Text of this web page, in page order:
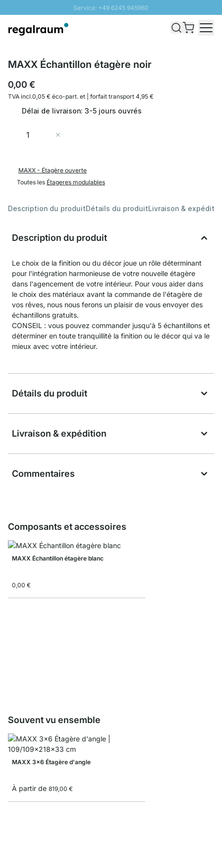
Service: +49 6245 945960
Livraison rapide - Livraison gratuite dès 100€
MAXX Échantillon étagère noir
0,00 €
TVA incl.0,05 € éco-part. et | forfait transport 4,95 €
Délai de livraison: 3-5 jours ouvrés
Quantité
MAXX - Étagère ouverte
Toutes les Étageres modulables
Description du produitDétails du produitLivraison &
Description du produit
Le choix de la finition ou du décor joue un rôle déterminant
pour l'intégration harmonieuse de votre nouvelle étagère
dans l'agencement de votre intérieur. Pour vous aider dans
le choix des matériaux avant la commande de l'étagère de
vos rêves, nous nous ferons un plaisir de vous envoyer des
échantillons gratuits.
CONSEIL : vous pouvez commander jusqu'à 5 échantillons et
déterminer en toute tranquillité la finition ou le décor qui va le
mieux avec votre intérieur.
Détails du produit
Livraison & expédition
Commentaires
Composants et accessoires
MAXX Échantillon étagère blanc
0,00 €
Souvent vu ensemble
MAXX 3x6 Étagère d'angle
À partir de 819,00 €